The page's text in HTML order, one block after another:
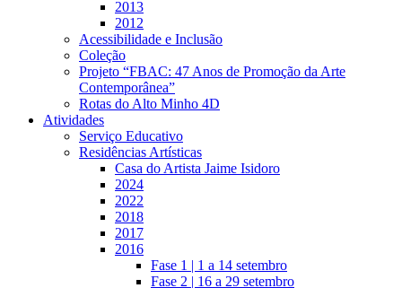
2013
2012
Acessibilidade e Inclusão
Coleção
Projeto “FBAC: 47 Anos de Promoção da Arte
Contemporânea”
Rotas do Alto Minho 4D
Atividades
Serviço Educativo
Residências Artísticas
Casa do Artista Jaime Isidoro
2024
2022
2018
2017
2016
Fase 1 | 1 a 14 setembro
Fase 2 | 16 a 29 setembro